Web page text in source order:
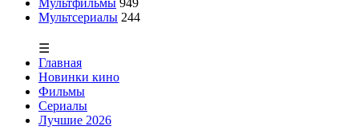
Мультсериалы 244
☰
Главная
Новинки кино
Фильмы
Сериалы
Лучшие 2026